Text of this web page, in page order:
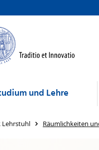
und Lehre
Lehrstuhl Räumlichkeiten